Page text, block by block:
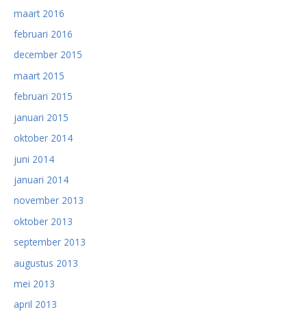
maart 2016
februari 2016
december 2015
maart 2015
februari 2015
januari 2015
oktober 2014
juni 2014
januari 2014
november 2013
oktober 2013
september 2013
augustus 2013
mei 2013
april 2013